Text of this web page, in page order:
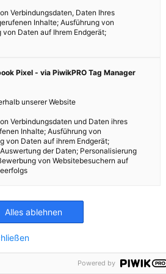
Eine weiße
das Reinigen der
gegen Korrosion
Kontrollieren und
Eine „gesunde“
Verbindungsdaten, Daten Ihres
Inhalte; Ausführung von
Daten auf Ihrem Endgerät;
Pixel - via PiwikPRO Tag Manager
unserer Website
Verbindungsdaten und Daten ihres
Inhalte; Ausführung von
von Daten auf ihrem Endgerät;
der Daten; Personalisierung
von Websitebesuchern auf
Alles ablehnen
Powered by